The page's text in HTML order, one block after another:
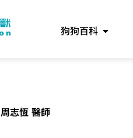
狗狗百科
周志恆 醫師